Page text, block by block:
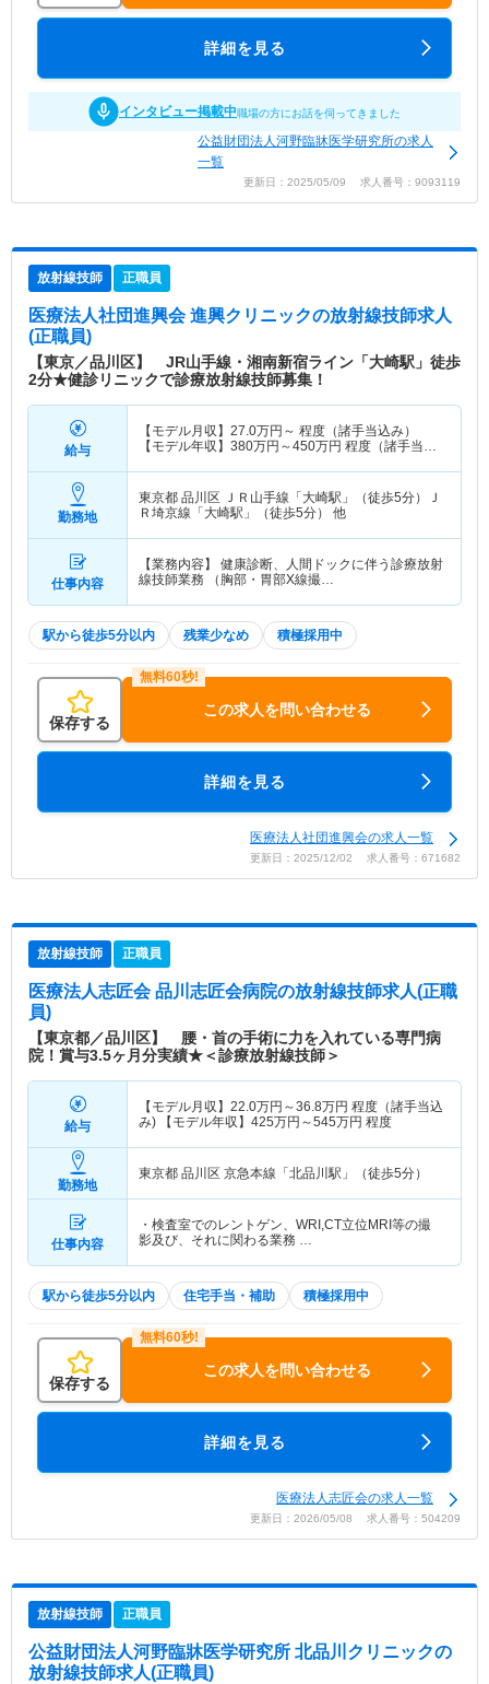
詳細を見る
インタビュー掲載中職場の方にお話を伺ってきました
公益財団法人河野臨牀医学研究所の求人
一覧
更新日：2025/05/09 求人番号：9093119
放射線技師 正職員
医療法人社団進興会 進興クリニックの放射線技師求人
(正職員)
【東京／品川区】 JR山手線・湘南新宿ライン「大崎駅」徒歩
2分★健診リニックで診療放射線技師募集！
給与
【モデル月収】 27.0万円～ 程度（諸手当込み）
【モデル年収】 380万円～450万円 程度（諸手当込
勤務地
東京都 品川区 ＪＲ山手線「大崎駅」（徒歩5分）Ｊ
Ｒ埼京線「大崎駅」（徒歩5分） 他
仕事内容
【業務内容】 健康診断、人間ドックに伴う診療放射
線技師業務 （胸部・胃部X線撮…
駅から徒歩5分以内 残業少なめ 積極採用中
保存する
この求人を問い合わせる
詳細を見る
医療法人社団進興会の求人一覧
更新日：2025/12/02 求人番号：671682
放射線技師 正職員
医療法人志匠会 品川志匠会病院の放射線技師求人(正職
員)
【東京都／品川区】 腰・首の手術に力を入れている専門病
院！賞与3.5ヶ月分実績★＜診療放射線技師＞
給与
【モデル月収】 22.0万円～36.8万円 程度（諸手当込
み) 【モデル年収】 425万円～545万円 程度
勤務地
東京都 品川区 京急本線「北品川駅」（徒歩5分）
仕事内容
・検査室でのレントゲン、WRI,CT立位MRI等の撮
影及び、それに関わる業務 …
駅から徒歩5分以内 住宅手当・補助 積極採用中
保存する
この求人を問い合わせる
詳細を見る
医療法人志匠会の求人一覧
更新日：2026/05/08 求人番号：504209
放射線技師 正職員
公益財団法人河野臨牀医学研究所 北品川クリニックの
放射線技師求人(正職員)